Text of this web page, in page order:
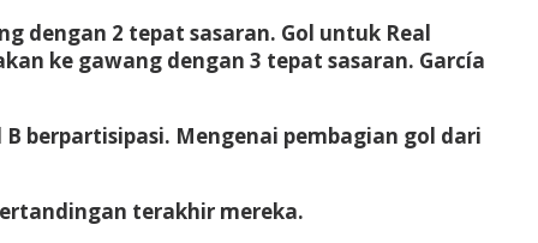
dengan 2 tepat sasaran. Gol untuk Real
ke gawang dengan 3 tepat sasaran. García
berpartisipasi. Mengenai pembagian gol dari
terakhir mereka.